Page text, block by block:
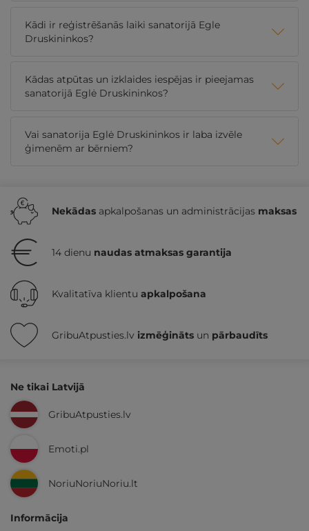
Kādi ir reģistrēšanās laiki sanatorijā Egle
Druskininkos?
Kādas atpūtas un izklaides iespējas ir pieejamas
sanatorijā Eglė Druskininkos?
Vai sanatorija Eglė Druskininkos ir laba izvēle
ģimenēm ar bērniem?
Nekādas apkalpošanas un administrācijas maksas
14 dienu naudas atmaksas garantija
Kvalitatīva klientu apkalpošana
GribuAtpusties.lv izmēģināts un pārbaudīts
Ne tikai Latvijā
GribuAtpusties.lv
Emoti.pl
NoriuNoriuNoriu.lt
Informācija